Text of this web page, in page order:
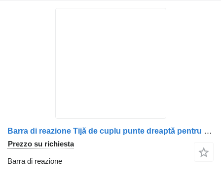
Barra di reazione Tijă de cuplu punte dreaptă pentru per camion Scania
Prezzo su richiesta
Barra di reazione